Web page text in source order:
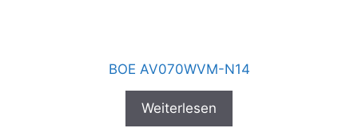
BOE AV070WVM-N14
Weiterlesen